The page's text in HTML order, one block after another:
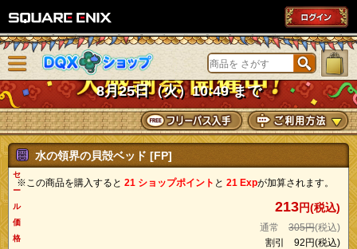
DQXショップ
8月25日（火）10:49 まで
ニューを閉じる
水の領界の貝殻ベッド [FP]
※この商品を購入すると 21 ショップポイント と 21 Expが加算されます。
セ
ー
ル
価
格
213円(税込)
通常 305円(税込)
割引 92円(税込)